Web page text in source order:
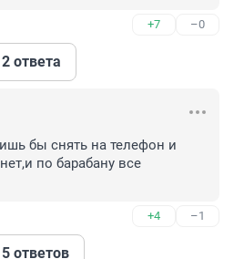
+7 –0
ответа
бы снять на телефон и
по барабану все
+4 –1
ответов